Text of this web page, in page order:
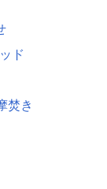
ド
焚き